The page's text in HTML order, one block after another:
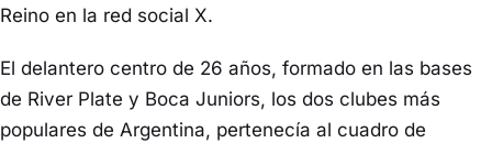
Reino en la red social X.
El delantero centro de 26 años, formado en las bases
de River Plate y Boca Juniors, los dos clubes más
populares de Argentina, pertenecía al cuadro de